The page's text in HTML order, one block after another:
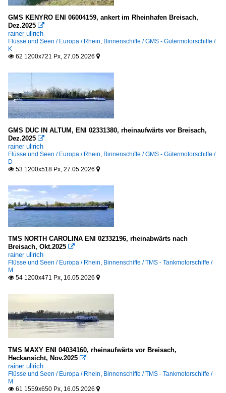
GMS KENYRO ENI 06004159, ankert im Rheinhafen Breisach,
Dez.2025 
rainer ullrich
Flüsse und Seen / Europa / Rhein, Binnenschiffe / GMS - Gütermotorschiffe /
K
 62 1200x721 Px, 27.05.2026 
GMS DUC IN ALTUM, ENI 02331380, rheinaufwärts vor Breisach,
Dez.2025 
rainer ullrich
Flüsse und Seen / Europa / Rhein, Binnenschiffe / GMS - Gütermotorschiffe /
D
 53 1200x518 Px, 27.05.2026 
TMS NORTH CAROLINA ENI 02332196, rheinabwärts nach
Breisach, Okt.2025 
rainer ullrich
Flüsse und Seen / Europa / Rhein, Binnenschiffe / TMS - Tankmotorschiffe /
M
 54 1200x471 Px, 16.05.2026 
TMS MAXY ENI 04034160, rheinaufwärts vor Breisach,
Heckansicht, Nov.2025 
rainer ullrich
Flüsse und Seen / Europa / Rhein, Binnenschiffe / TMS - Tankmotorschiffe /
M
 61 1559x650 Px, 16.05.2026 